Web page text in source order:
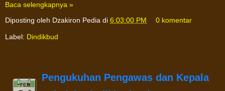
Baca selengkapnya »
Diposting oleh Dzakiron Pedia di 6:03:00 PM 0 komentar
Label: Dindikbud
FEB
Pengukuhan Pengawas dan Kepala